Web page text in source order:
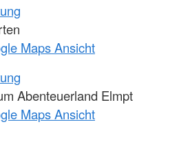
Maps Ansicht
Abenteuerland Elmpt
Maps Ansicht